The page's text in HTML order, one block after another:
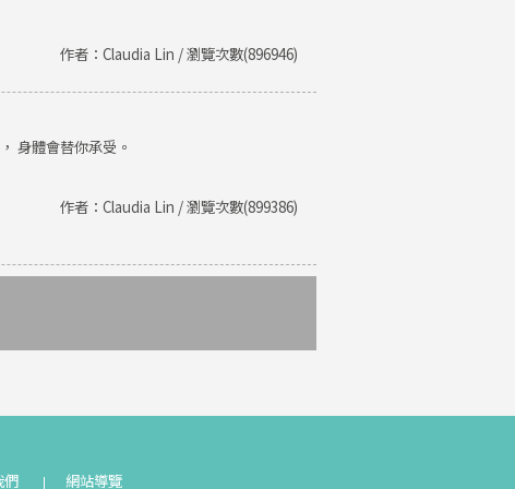
作者：Claudia Lin / 瀏覽次數(896946)
身體會替你承受。
作者：Claudia Lin / 瀏覽次數(899386)
們 網站導覽